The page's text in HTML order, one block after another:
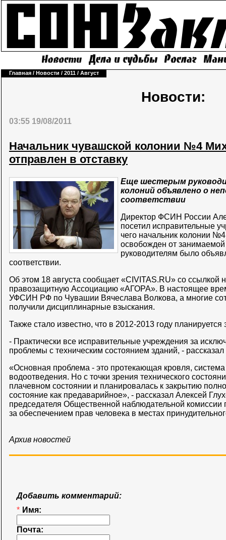
Главная / Новости / 2011 / Август
Новости:
03:55 19/08/2011
Начальник чувашской колонии №4
отправлен в отставку
Еще шестерым
колоний объявлено о
соответствии
Директор ФСИН России
посетил исправительные
чего начальник колонии
освобожден от
руководителям было
соответствии.
Об этом 18 августа сообщает «CIVITAS.RU» со ссылкой
правозащитную Ассоциацию «АГОРА». В настоящее
УФСИН РФ по Чувашии Вячеслава Волкова, а многие
получили дисциплинарные взыскания.
Также стало известно, что в 2012-2013 году
- Практически все исправительные учреждения за
проблемы с техническим состоянием зданий, - рассказал
«Основная проблема - это протекающая кровля,
водоотведения. Но с точки зрения технического
плачевном состоянии и планировалась к закрытию
состояние как предаварийное», - рассказал Алексей
председателя Общественной наблюдательной
за обеспечением прав человека в местах
Архив новостей
Добавить комментарий:
* Имя:
Почта: